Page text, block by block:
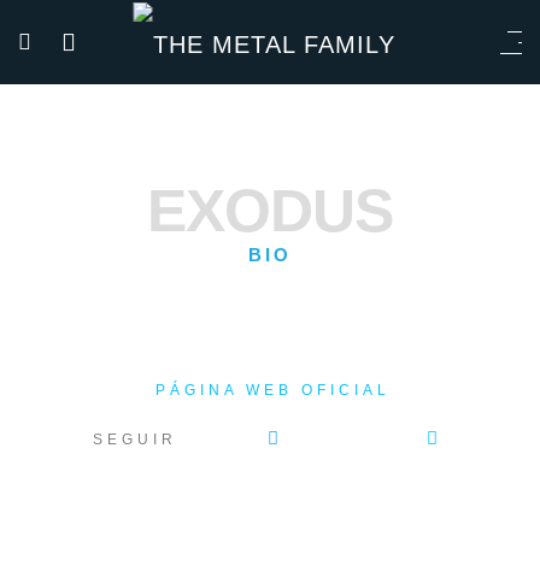
EXODUS
BIO
PÁGINA WEB OFICIAL
SEGUIR